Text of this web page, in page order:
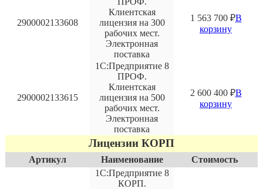
2900002133608
Клиентская
лицензия на 300
рабочих мест.
Электронная
поставка
1 563 700 ₽В
корзину
2900002133615
1С:Предприятие 8
ПРОФ.
Клиентская
лицензия на 500
рабочих мест.
Электронная
поставка
2 600 400 ₽В
корзину
Лицензии КОРП
Артикул Наименование Стоимость
1С:Предприятие 8
КОРП.